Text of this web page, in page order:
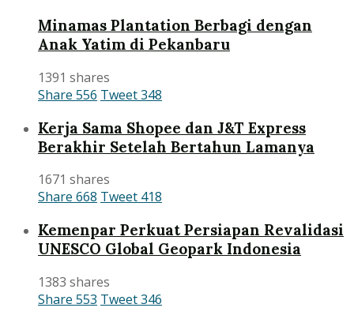
Minamas Plantation Berbagi dengan
Anak Yatim di Pekanbaru
1391 shares
Share 556 Tweet348
Kerja Sama Shopee dan J&T Express
Berakhir Setelah Bertahun Lamanya
1671 shares
Share 668 Tweet 418
Kemenpar Perkuat Persiapan Revalidasi
UNESCO Global Geopark Indonesia
1383 shares
Share 553 Tweet346